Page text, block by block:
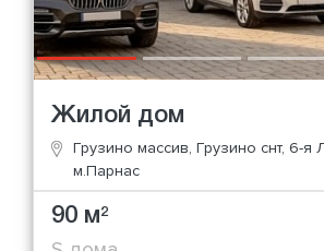
Жилой дом
Грузино массив, Грузино снт, 6-я
м.Парнас
90 м2